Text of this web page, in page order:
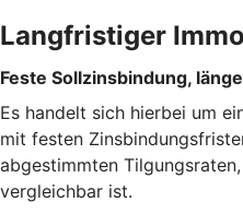
Langfristiger
Feste Sollzinsbindung,
Es handelt sich hierbei um
mit festen
abgestimmten
vergleichbar ist.